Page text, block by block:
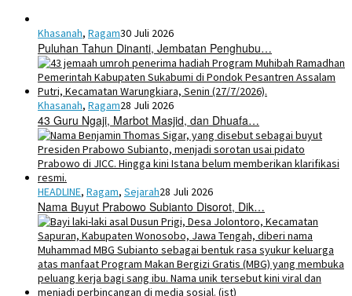
Khasanah, Ragam30 Juli 2026
Puluhan Tahun Dinanti, Jembatan Penghubu…
Khasanah, Ragam28 Juli 2026
43 Guru Ngaji, Marbot Masjid, dan Dhuafa…
HEADLINE, Ragam, Sejarah28 Juli 2026
Nama Buyut Prabowo Subianto Disorot, Dik…